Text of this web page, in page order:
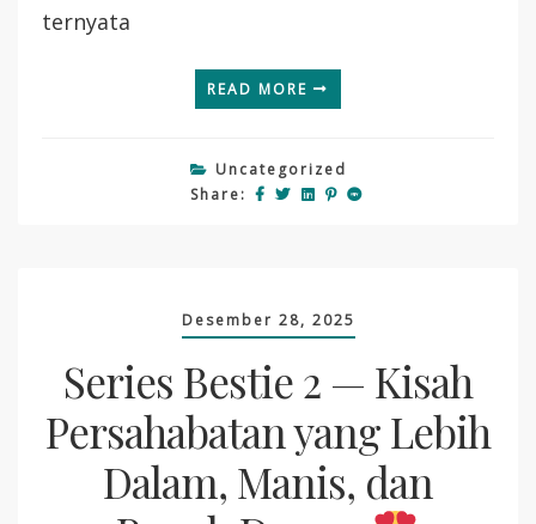
ternyata
READ MORE
Uncategorized
Share:
Desember 28, 2025
Series Bestie 2 — Kisah
Persahabatan yang Lebih
Dalam, Manis, dan